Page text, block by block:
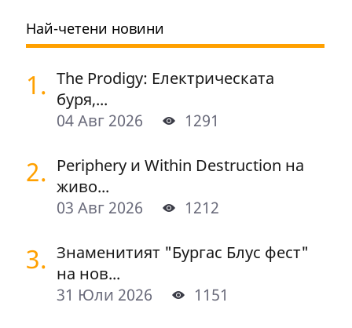
Най-четени новини
1. The Prodigy: Електрическата
буря,...
04 Авг 2026
1291
2. Periphery и Within Destruction на
живо...
03 Авг 2026
1212
3. Знаменитият "Бургас Блус фест"
на нов...
31 Юли 2026
1151